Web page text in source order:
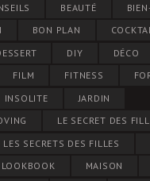
BEAUTÉ
BON PLAN
DIY DÉCO
FILM FITNESS
INSOLITE
JARDIN
LE SECRET DES
LES SECRETS DES FILLES
LOOKBOOK MAISON